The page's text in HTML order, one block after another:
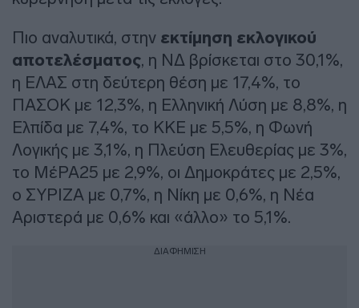
Πιο αναλυτικά, στην εκτίμηση εκλογικού
αποτελέσματος, η ΝΔ βρίσκεται στο 30,1%,
η ΕΛΑΣ στη δεύτερη θέση με 17,4%, το
ΠΑΣΟΚ με 12,3%, η Ελληνική Λύση με 8,8%, η
Ελπίδα με 7,4%, το ΚΚΕ με 5,5%, η Φωνή
Λογικής με 3,1%, η Πλεύση Ελευθερίας με 3%,
το ΜέΡΑ25 με 2,9%, οι Δημοκράτες με 2,5%,
ο ΣΥΡΙΖΑ με 0,7%, η Νίκη με 0,6%, η Νέα
Αριστερά με 0,6% και «άλλο» το 5,1%.
ΔΙΑΦΗΜΙΣΗ